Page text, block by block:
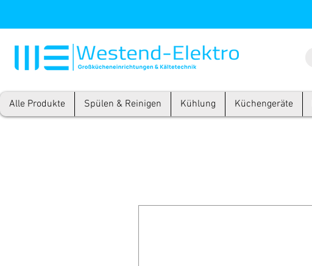
Alle Produkte Spülen & Reinigen Kühlung Küchengeräte